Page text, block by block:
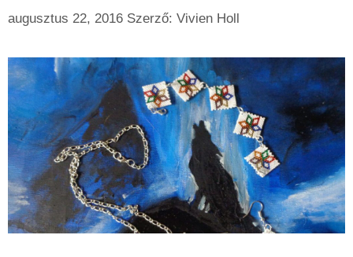
augusztus 22, 2016 Szerző: Vivien Holl